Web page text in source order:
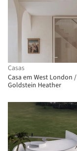
Casas
Casa em West London /
Goldstein Heather